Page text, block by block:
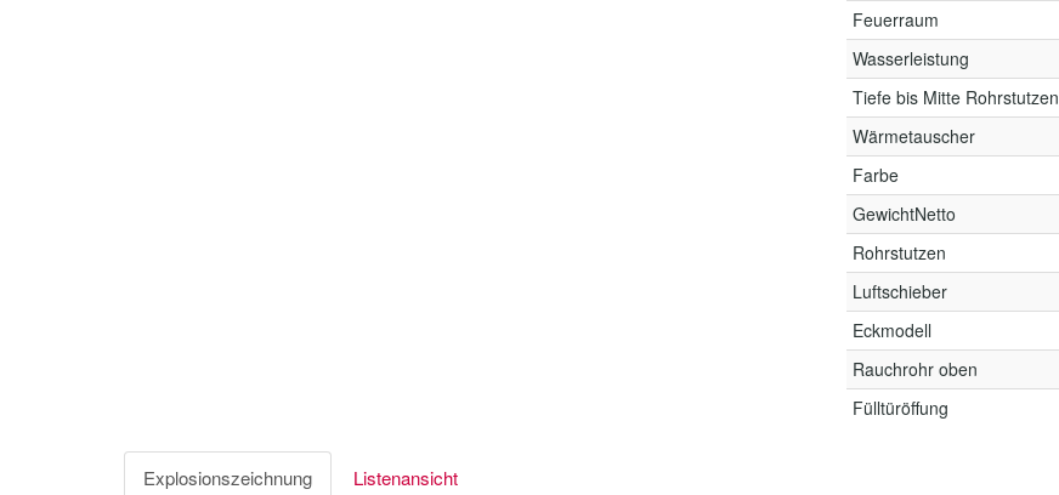
Feuerraum
Wasserleistung
Tiefe bis Mitte Rohrstutzen
Wärmetauscher
Farbe
GewichtNetto
Rohrstutzen
Luftschieber
Eckmodell
Rauchrohr oben
Fülltüröffung
Explosionszeichnung Listenansicht